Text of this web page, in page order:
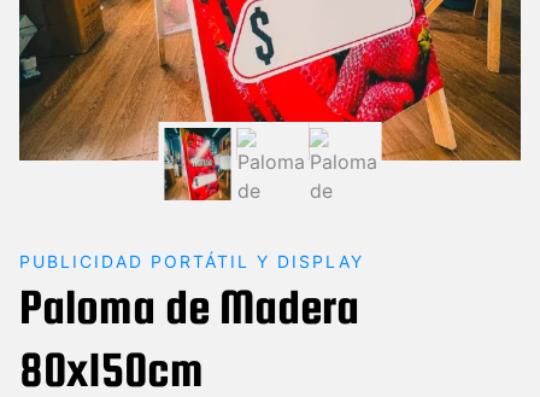
PUBLICIDAD PORTÁTIL Y DISPLAY
Paloma de Madera
80x150cm